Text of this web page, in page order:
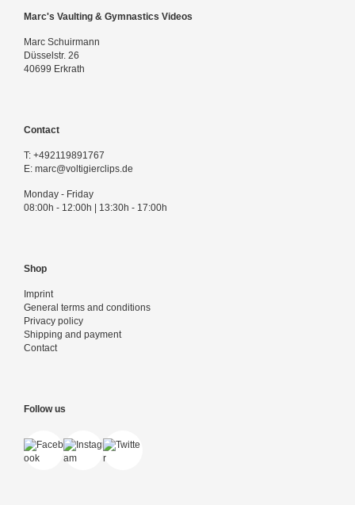
Marc's Vaulting & Gymnastics Videos
Marc Schuirmann
Düsselstr. 26
40699 Erkrath
Contact
T: +492119891767
E: marc@voltigierclips.de
Monday - Friday
08:00h - 12:00h | 13:30h - 17:00h
Shop
Imprint
General terms and conditions
Privacy policy
Shipping and payment
Contact
Follow us